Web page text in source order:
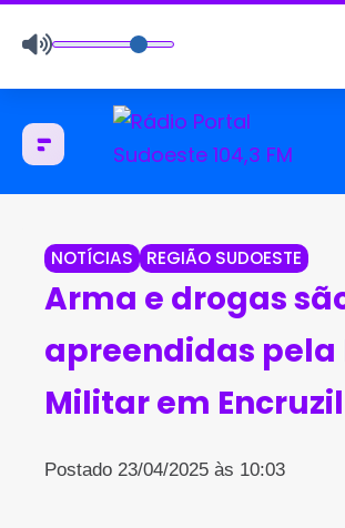
NOTÍCIAS REGIÃO SUDOESTE
Arma e drogas
apreendidas pela
Militar em
Postado 23/04/2025 às 10:03